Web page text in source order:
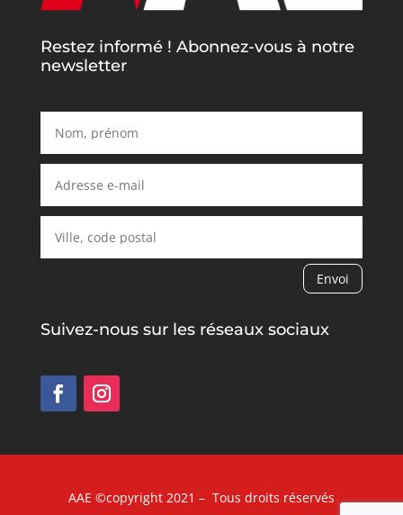
Restez informé ! Abonnez-vous à notre
newsletter
Envoi
Suivez-nous sur les réseaux sociaux
AAE ©copyright 2021 – Tous droits réservés